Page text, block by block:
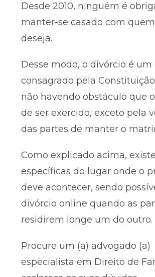
Desde 2010, ninguém é
manter-se casado com
deseja.
Desse modo, o divórcio é
consagrado pela
não havendo obstáculo que
de ser exercido, exceto pela
das partes de manter o
Como explicado acima,
específicas do lugar onde o
deve acontecer, sendo
divórcio online quando as
residirem longe um do outro.
Procure um (a) advogado (a)
especialista em Direito de